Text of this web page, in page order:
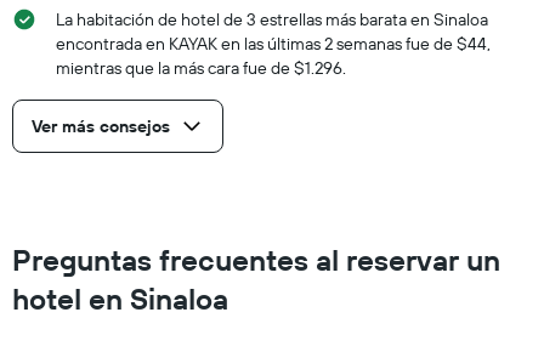
La habitación de hotel de 3 estrellas más barata en Sinaloa
encontrada en KAYAK en las últimas 2 semanas fue de $44,
mientras que la más cara fue de $1.296.
Ver más consejos
Preguntas frecuentes al reservar un
hotel en Sinaloa